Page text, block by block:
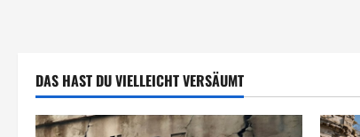
DAS HAST DU VIELLEICHT VERSÄUMT